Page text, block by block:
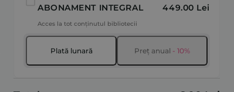
ABONAMENT INTEGRAL 449.00 Lei
Acces la tot conținutul bibliotecii
Plată lunară Preț anual - 10%